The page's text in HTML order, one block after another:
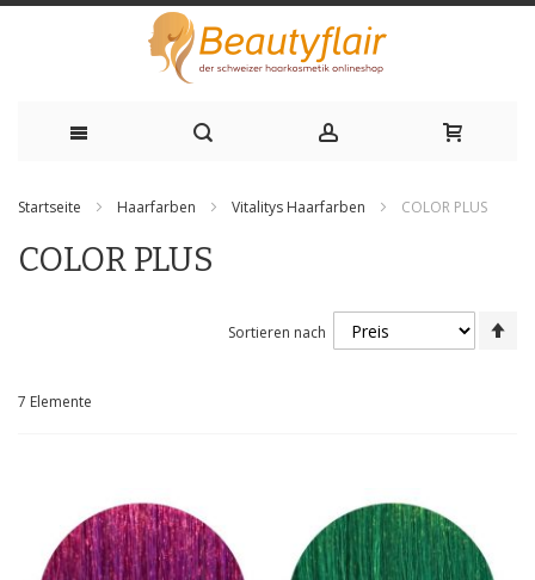
springen
Startseite Haarfarben Vitalitys Haarfarben COLOR PLUS
COLOR PLUS
7 Elemente
Sortieren nach